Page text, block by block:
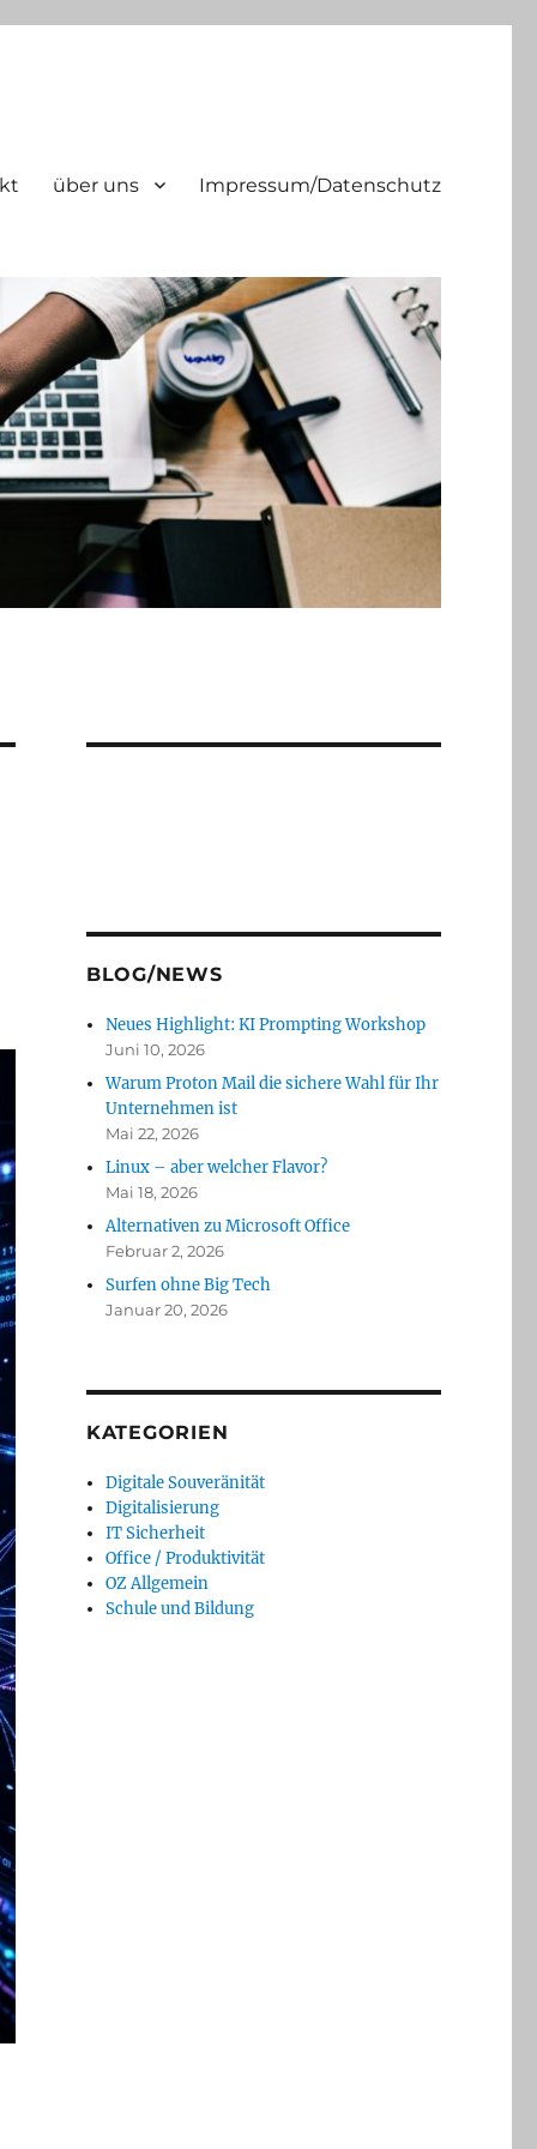
| tel. +49 2151 45 45 840 |
über uns Impressum/Datenschutz
BLOG/NEWS
Neues Highlight: KI Prompting Workshop
Juni 10, 2026
Warum Proton Mail die sichere Wahl für Ihr
Unternehmen ist
Mai 22, 2026
Linux – aber welcher Flavor?
Mai 18, 2026
Alternativen zu Microsoft Office
Februar 2, 2026
Surfen ohne Big Tech
Januar 20, 2026
KATEGORIEN
Digitale Souveränität
Digitalisierung
IT Sicherheit
Office / Produktivität
OZ Allgemein
Schule und Bildung